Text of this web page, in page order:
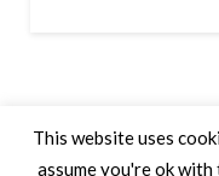
This website uses
assume you're ok